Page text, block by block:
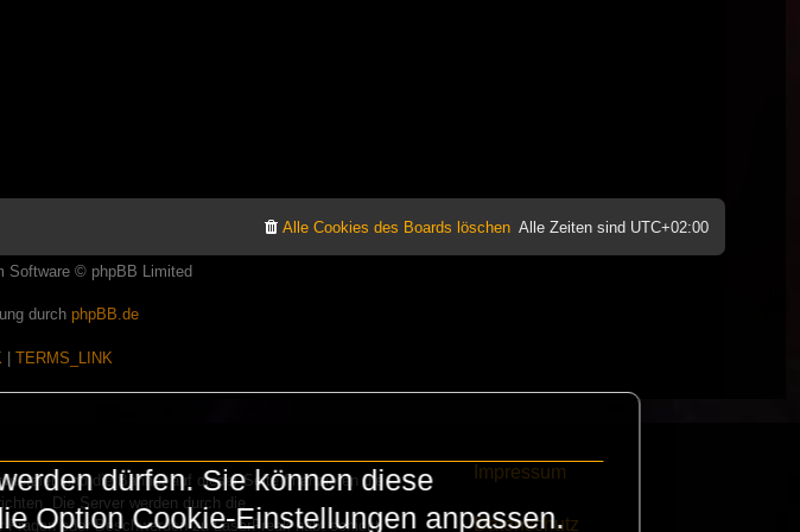
Alle Zeiten sind UTC+02:00
Alle Cookies des Boards löschen
Software © phpBB Limited
durch phpBB.de
TERMS_LINK
und die Banner auf dieser Seite finanzieren die
Die Server werden durch die
Fragen oder Beschwerden zu LaserFreak habt schickt
Impressum
Datenschutz
dürfen. Sie können diese
Option Cookie-Einstellungen anpassen.